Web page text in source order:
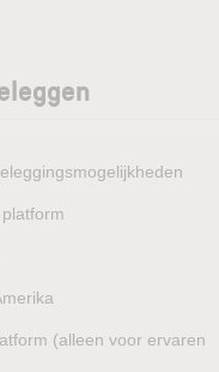
(alleen voor ervaren